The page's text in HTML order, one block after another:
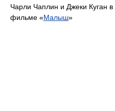
Чарли Чаплин и Джеки Куган в
фильме «Малыш»